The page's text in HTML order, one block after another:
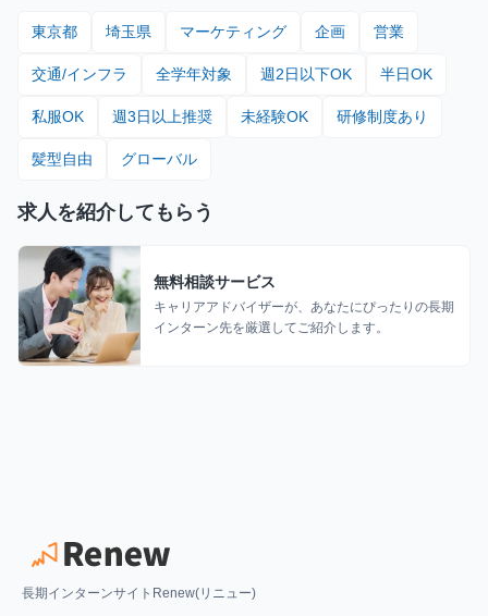
東京都 埼玉県 マーケティング 企画 営業
交通/インフラ 全学年対象 週2日以下OK 半日OK
私服OK 週3日以上推奨 未経験OK 研修制度あり
髪型自由 グローバル
求人を紹介してもらう
無料相談サービス
キャリアアドバイザーが、あなたにぴったりの長期
インターン先を厳選してご紹介します。
長期インターンサイトRenew(リニュー)